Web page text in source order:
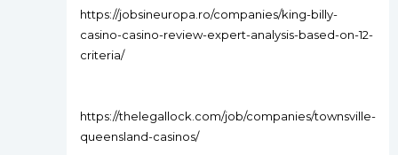
https://jobsineuropa.ro/companies/king-billy-
casino-casino-review-expert-analysis-based-on-12-
criteria/
https://thelegallock.com/job/companies/townsville-
queensland-casinos/